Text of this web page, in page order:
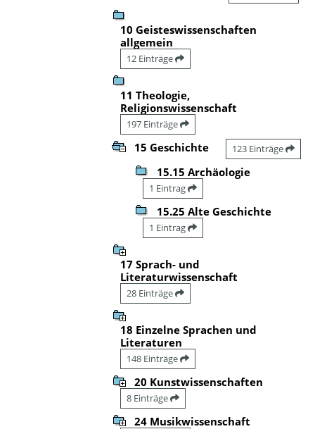
10 Geisteswissenschaften
allgemein
12 Einträge
11 Theologie,
Religionswissenschaft
197 Einträge
15 Geschichte 123 Einträge
15.15 Archäologie
1 Eintrag
15.25 Alte Geschichte
1 Eintrag
17 Sprach- und
Literaturwissenschaft
28 Einträge
18 Einzelne Sprachen und
Literaturen
148 Einträge
20 Kunstwissenschaften
8 Einträge
24 Musikwissenschaft